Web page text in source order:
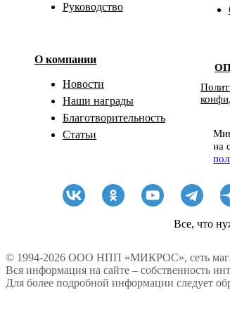
на
Руководство
О компании
Новости
Наши награды
Благотворительность
Статьи
Все, что
© 1994-2026 ООО НПП «МИКРОС», сеть
Вся информация на сайте – собственность
Для более подробной информации следует